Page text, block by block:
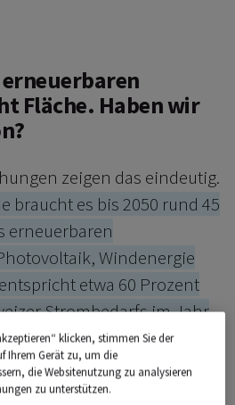
Fläche. Haben wir
zeigen das eindeutig.
braucht es bis 2050 rund 45
erneuerbaren
Windenergie
etwa 60 Prozent
Strombedarfs im Jahr
davon könnten von PV-
und bestehender
Für den Winterstrom
klicken, stimmen Sie der
Ihrem Gerät zu, um die
die Websitenutzung zu analysieren
zu unterstützen.